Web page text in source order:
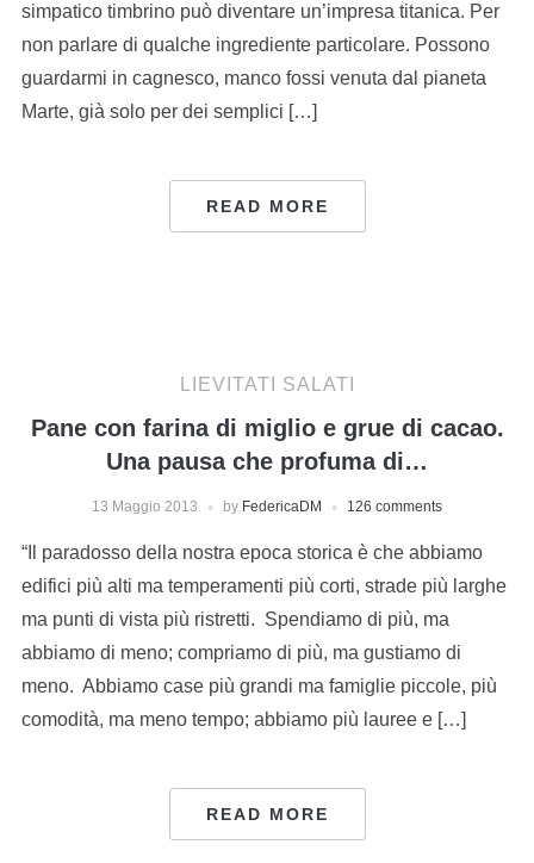
simpatico timbrino può diventare un’impresa titanica. Per
non parlare di qualche ingrediente particolare. Possono
guardarmi in cagnesco, manco fossi venuta dal pianeta
Marte, già solo per dei semplici […]
READ MORE
LIEVITATI SALATI
Pane con farina di miglio e grue di cacao.
Una pausa che profuma di…
13 Maggio 2013 by FedericaDM 126 comments
“Il paradosso della nostra epoca storica è che abbiamo
edifici più alti ma temperamenti più corti, strade più larghe
ma punti di vista più ristretti. Spendiamo di più, ma
abbiamo di meno; compriamo di più, ma gustiamo di
meno. Abbiamo case più grandi ma famiglie piccole, più
comodità, ma meno tempo; abbiamo più lauree e […]
READ MORE